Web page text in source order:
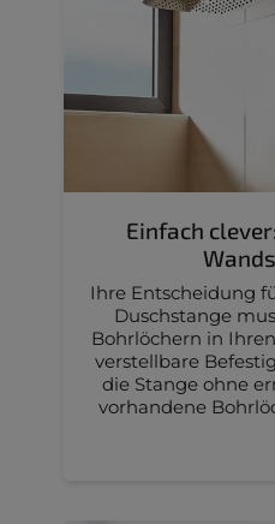
Einfach
Ihre Entscheidung
Duschstange
Bohrlöchern in
verstellbare
die Stange ohne
vorhandene